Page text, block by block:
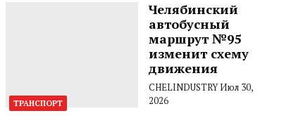
ТРАНСПОРТ
Челябинский
автобусный
маршрут №95
изменит схему
движения
CHELINDUSTRYИюл 30,
2026